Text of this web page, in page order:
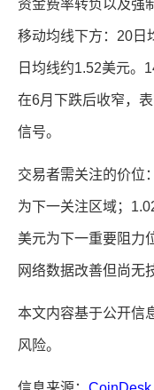
资金费率转负以及强
移动均线下方：20日
日均线约1.52美元。
在6月下跌后收窄，
信号。
交易者需关注的价位
为下一关注区域；
美元为下一重要阻力
网络数据改善但尚无
本文内容基于公开信
风险。